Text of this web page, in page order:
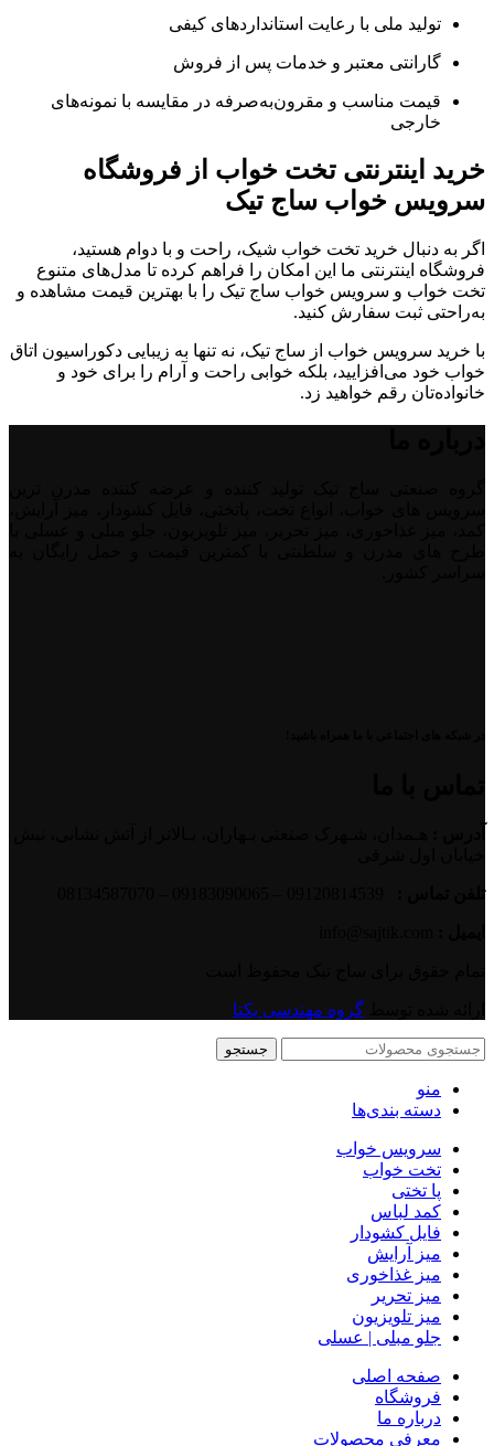
تولید ملی با رعایت استانداردهای کیفی
گارانتی معتبر و خدمات پس از فروش
قیمت مناسب و مقرون‌به‌صرفه در مقایسه با نمونه‌های
خارجی
خرید اینترنتی تخت خواب از فروشگاه
سرویس خواب ساج تیک
اگر به دنبال خرید تخت خواب شیک، راحت و با دوام هستید،
فروشگاه اینترنتی ما این امکان را فراهم کرده تا مدل‌های متنوع
تخت خواب و سرویس خواب ساج تیک را با بهترین قیمت مشاهده و
به‌راحتی ثبت سفارش کنید.
با خرید سرویس خواب از ساج تیک، نه تنها به زیبایی دکوراسیون اتاق
خواب خود می‌افزایید، بلکه خوابی راحت و آرام را برای خود و
خانواده‌تان رقم خواهید زد.
گروه مهندسی یکتا
جستجو
منو
دسته بندی‌ها
سرویس خواب
تخت خواب
پا تختی
کمد لباس
فایل کشودار
میز آرایش
میز غذاخوری
میز تحریر
میز تلویزیون
جلو مبلی | عسلی
صفحه اصلی
فروشگاه
درباره ما
معرفی محصولات